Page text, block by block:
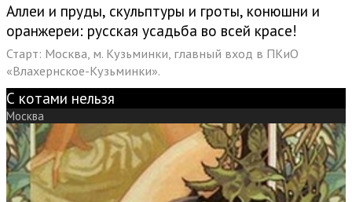
Аллеи и пруды, скульптуры и гроты, конюшни и
оранжереи: русская усадьба во всей красе!
Старт: Москва, м. Кузьминки, главный вход в ПКиО
«Влахернское-Кузьминки».
С котами нельзя
Москва